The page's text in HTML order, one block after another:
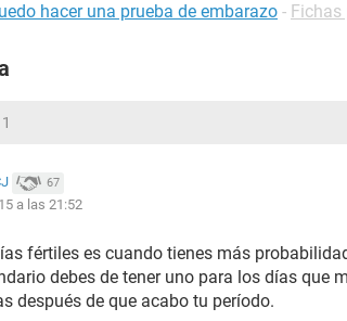
hacer una prueba de embarazo - Fichas
67
a las 21:52
fértiles es cuando tienes más
debes de tener uno para los días que
después de que acabo tu período.